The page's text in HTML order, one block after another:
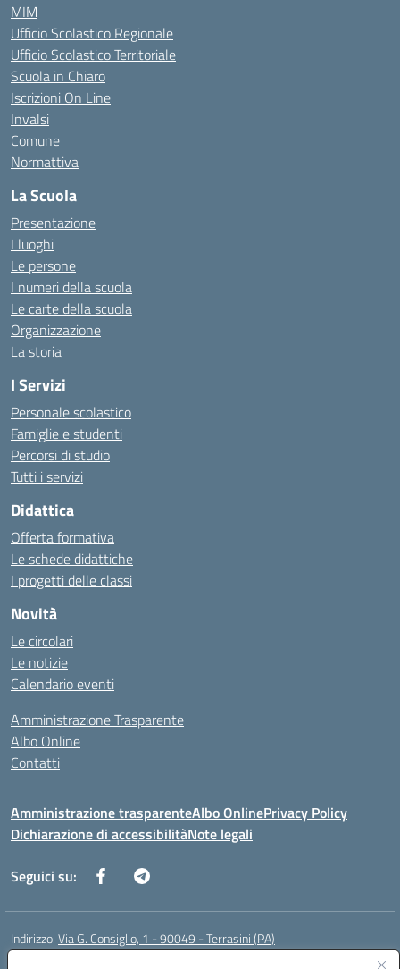
MIM
Ufficio Scolastico Regionale
Ufficio Scolastico Territoriale
Scuola in Chiaro
Iscrizioni On Line
Invalsi
Comune
Normattiva
La Scuola
Presentazione
I luoghi
Le persone
I numeri della scuola
Le carte della scuola
Organizzazione
La storia
I Servizi
Personale scolastico
Famiglie e studenti
Percorsi di studio
Tutti i servizi
Didattica
Offerta formativa
Le schede didattiche
I progetti delle classi
Novità
Le circolari
Le notizie
Calendario eventi
Amministrazione Trasparente
Albo Online
Contatti
Amministrazione trasparenteAlbo OnlinePrivacy Policy
Dichiarazione di accessibilitàNote legali
Seguici su:
Indirizzo:Via G. Consiglio, 1 - 90049 - Terrasini (PA)
Centralino: